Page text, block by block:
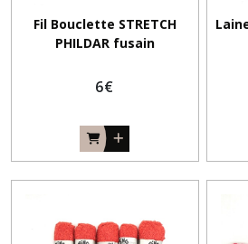
Fil Bouclette STRETCH
PHILDAR fusain
6€